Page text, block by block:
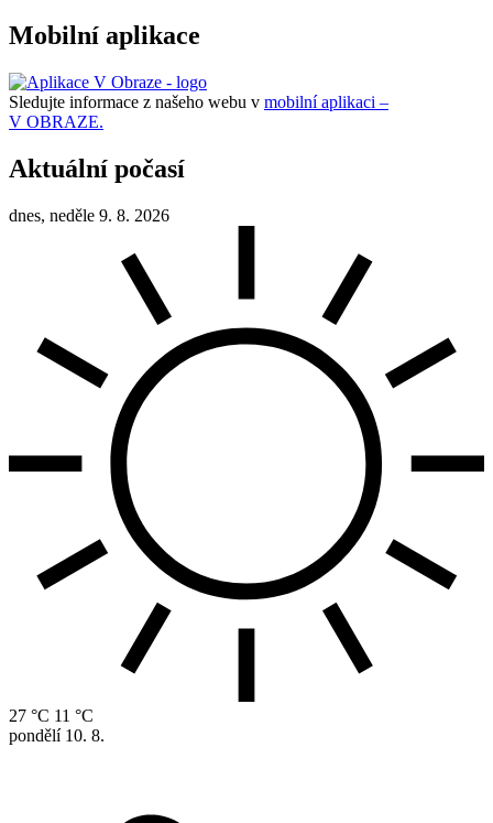
Mobilní aplikace
Sledujte informace z našeho webu v mobilní aplikaci –
V OBRAZE.
Aktuální počasí
dnes, neděle 9. 8. 2026
27 °C 11 °C
pondělí 10. 8.